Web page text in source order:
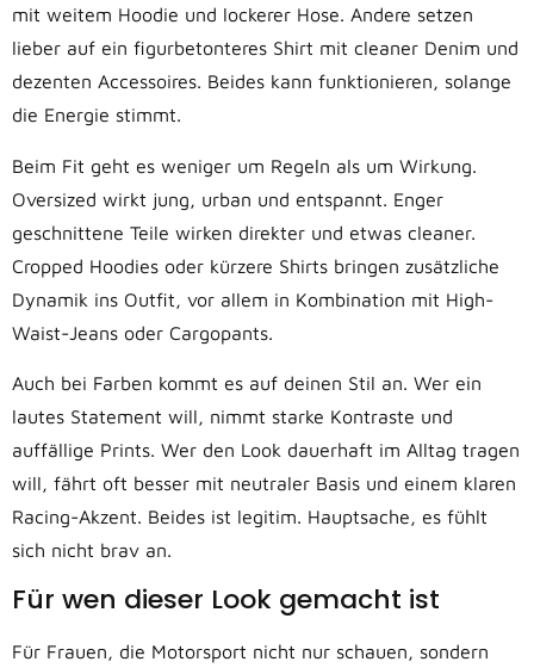
mit weitem Hoodie und lockerer Hose. Andere setzen
lieber auf ein figurbetonteres Shirt mit cleaner Denim und
dezenten Accessoires. Beides kann funktionieren, solange
die Energie stimmt.
Beim Fit geht es weniger um Regeln als um Wirkung.
Oversized wirkt jung, urban und entspannt. Enger
geschnittene Teile wirken direkter und etwas cleaner.
Cropped Hoodies oder kürzere Shirts bringen zusätzliche
Dynamik ins Outfit, vor allem in Kombination mit High-
Waist-Jeans oder Cargopants.
Auch bei Farben kommt es auf deinen Stil an. Wer ein
lautes Statement will, nimmt starke Kontraste und
auffällige Prints. Wer den Look dauerhaft im Alltag tragen
will, fährt oft besser mit neutraler Basis und einem klaren
Racing-Akzent. Beides ist legitim. Hauptsache, es fühlt
sich nicht brav an.
Für wen dieser Look gemacht ist
Für Frauen, die Motorsport nicht nur schauen, sondern